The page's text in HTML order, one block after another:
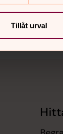
Tillåt urval